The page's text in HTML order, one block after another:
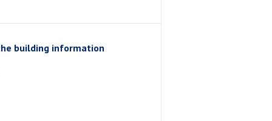
building information